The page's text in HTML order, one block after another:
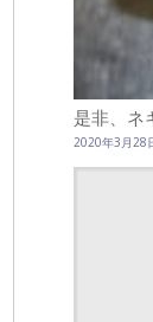
是非、ネ
2020年3月28